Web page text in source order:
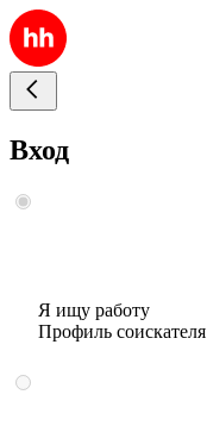
Вход
Я ищу работу
Профиль соискателя